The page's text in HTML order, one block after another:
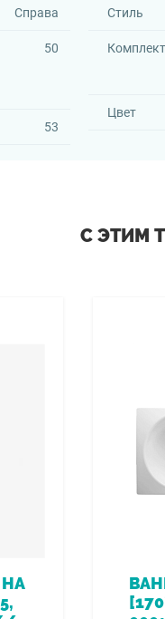
Справа
50
53
Стиль
Цвет
С ЭТИМ
НА